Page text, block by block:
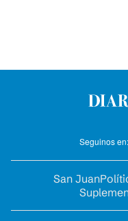
Seguinos en:
San Juan